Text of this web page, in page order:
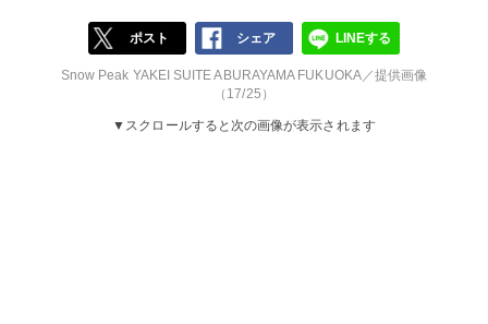
ポスト シェア LINEする
Snow Peak YAKEI SUITE ABURAYAMA FUKUOKA／提供画像
（17/25）
▼スクロールすると次の画像が表示されます